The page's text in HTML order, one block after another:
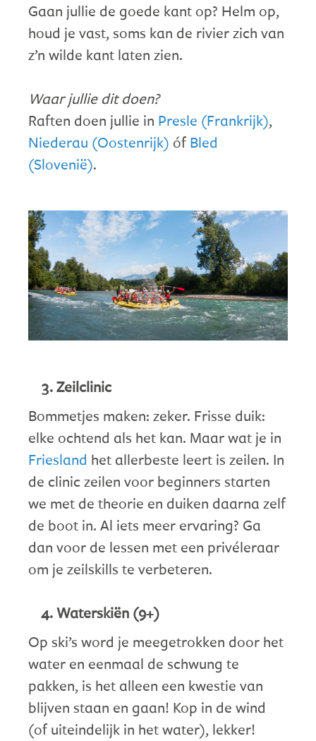
Gaan jullie de goede kant op? Helm op,
houd je vast, soms kan de rivier zich van
z’n wilde kant laten zien.
Waar jullie dit doen?
Raften doen jullie in Presle (Frankrijk),
Niederau (Oostenrijk) óf Bled
(Slovenië).
Zeilclinic
Bommetjes maken: zeker. Frisse duik:
elke ochtend als het kan. Maar wat je in
Friesland het allerbeste leert is zeilen. In
de clinic zeilen voor beginners starten
we met de theorie en duiken daarna zelf
de boot in. Al iets meer ervaring? Ga
dan voor de lessen met een privéleraar
om je zeilskills te verbeteren.
Waterskiën (9+)
Op ski’s word je meegetrokken door het
water en eenmaal de schwung te
pakken, is het alleen een kwestie van
blijven staan en gaan! Kop in de wind
(of uiteindelijk in het water), lekker!